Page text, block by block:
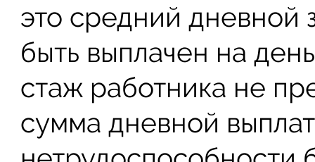
это средний дневной
быть выплачен на
стаж работника не
сумма дневной